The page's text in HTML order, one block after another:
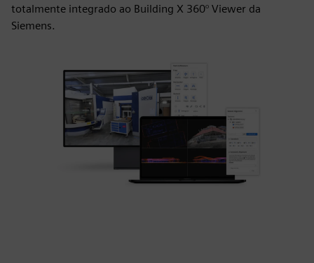
totalmente integrado ao Building X 360° Viewer da
Siemens.